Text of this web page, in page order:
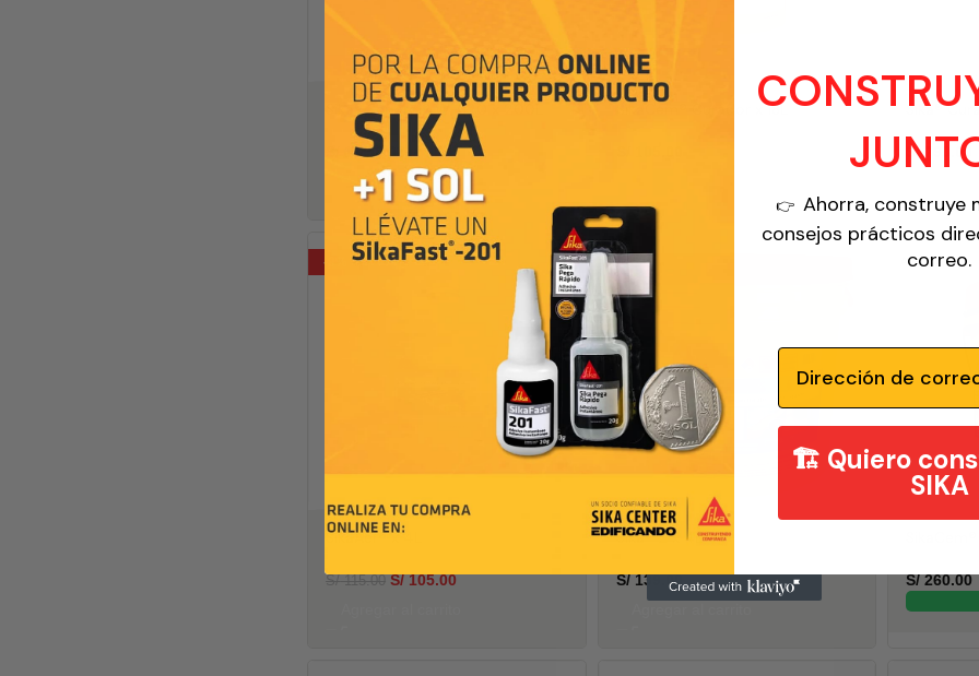
Sika® Separol® W-320 x 200L
1,750.00
Agregar al carrito
SikaCem® Curador x 18L Sika®
S/790.00
-9%
SikaAer® x 4L
S/105.00
Sika® 2 x 4L
S/139.00
AGOTADO
S/260.00
👉 Ahorra, construye
consejos prácticos
correo.
Email
🏗️ Quiero
SIKA